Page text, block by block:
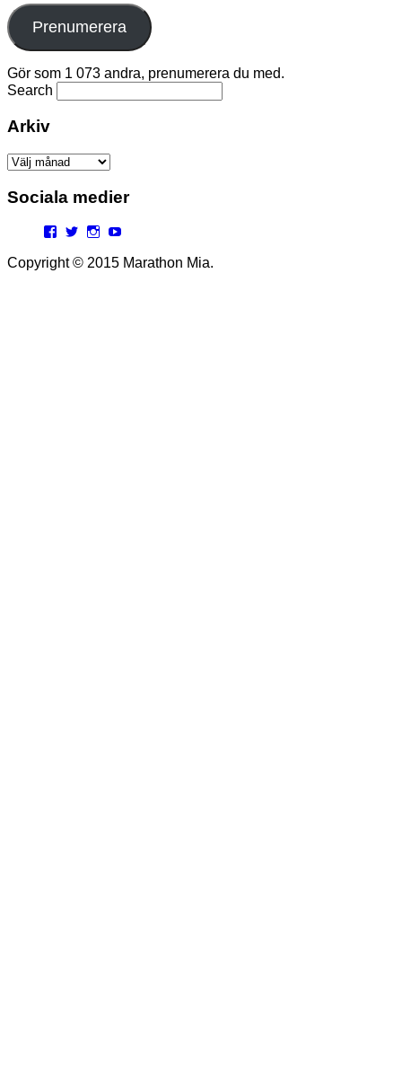
Prenumerera
Gör som 1 073 andra, prenumerera du med.
Search
Arkiv
Arkiv
Sociala medier
Facebook
TwitterInstagram
Copyright © 2015 Marathon Mia.